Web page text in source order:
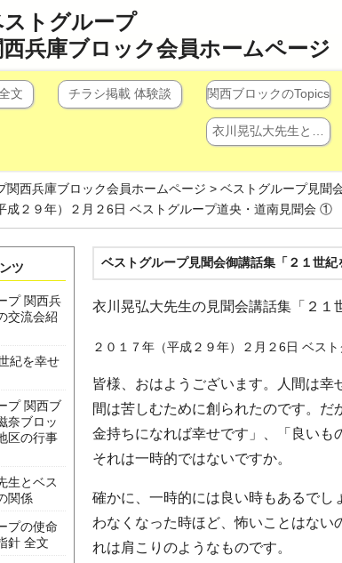
ストグループ
西兵庫ブロック会員ホームページ
文 チラシ掲載 体験談 関西ブロックのTopics
衣川晃弘大先生と…
関西兵庫ブロック会員ホームページ > ベストグループ見聞
成２９年）２月２6日 ベストグループ道央・道南見聞会 ①
ツ
プ 関西兵
交流会紹
紀を幸せ
プ 関西ブ
奈ブロッ
区の行事
生とベス
関係
プの使命
針 全文
ベストグループ見聞会御講話集「２１世紀
衣川晃弘大先生の見聞会講話集「２１
２０１７年（平成２９年）２月２6日 ベス
皆様、おはようございます。人間は幸
間は苦しむために創られたのです。
金持ちになれば幸せです」、「良いも
それは一時的ではないですか。
確かに、一時的には良い時もあるでし
わなくなった時ほど、怖いことはな
れは肩こりのようなものです。